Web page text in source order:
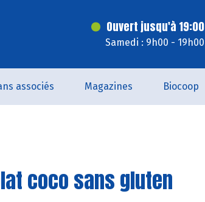
Ouvert jusqu'à 19:00
Samedi : 9h00 - 19h00
associés Magazines Biocoop
coco sans gluten